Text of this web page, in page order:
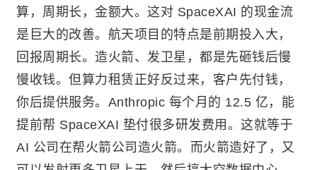
算，周期长，金额大。这对 SpaceXAI 的现金流
是巨大的改善。航天项目的特点是前期投入大，
回报周期长。造火箭、发卫星，都是先砸钱后慢
慢收钱。但算力租赁正好反过来，客户先付钱，
你后提供服务。Anthropic 每个月的 12.5 亿，能
提前帮 SpaceXAI 垫付很多研发费用。这就等于
AI 公司在帮火箭公司造火箭。而火箭造好了，又